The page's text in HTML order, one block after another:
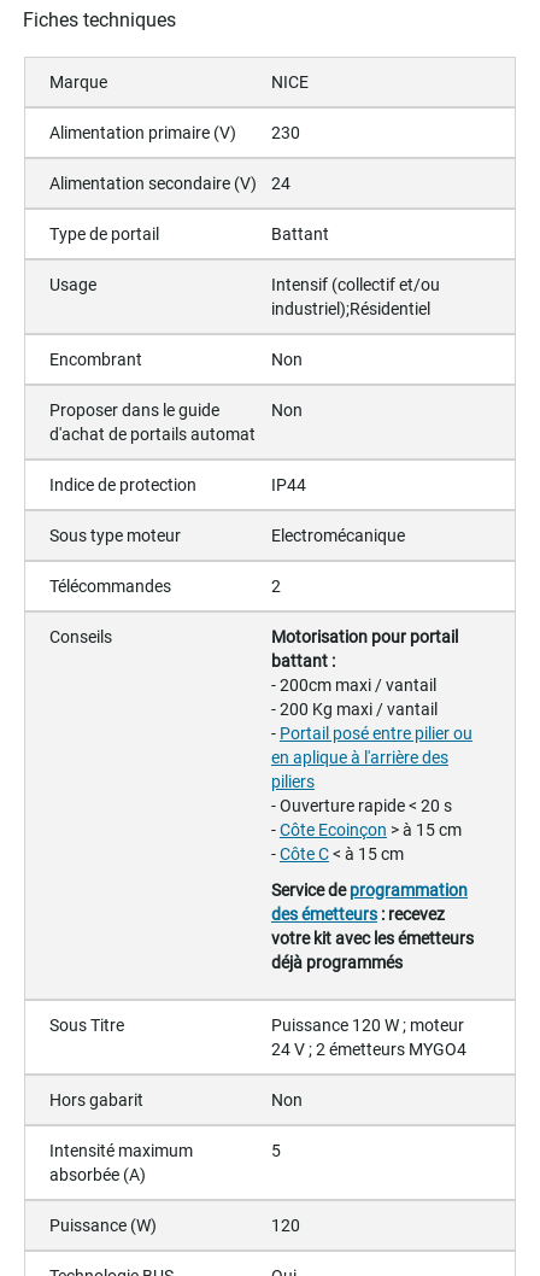
Fiches techniques
Marque NICE
Alimentation primaire (V) 230
Alimentation secondaire (V) 24
Type de portail Battant
Usage
Intensif (collectif et/ou
industriel);Résidentiel
Encombrant Non
Proposer dans le guide
d'achat de portails automat
Non
Indice de protection IP44
Sous type moteur Electromécanique
Télécommandes 2
Conseils
Motorisation pour portail
battant :
- 200cm maxi / vantail
- 200 Kg maxi / vantail
- Portail posé entre pilier ou
en aplique à l'arrière des
piliers
- Ouverture rapide < 20 s
-Côte Ecoinçon > à 15 cm
-Côte C< à 15 cm
Service deprogrammation
des émetteurs: recevez
votre kit avec les émetteurs
déjà programmés
Sous Titre
Puissance 120 W ; moteur
24 V ; 2 émetteurs MYGO4
Hors gabarit Non
Intensité maximum
absorbée (A)
5
Puissance (W) 120